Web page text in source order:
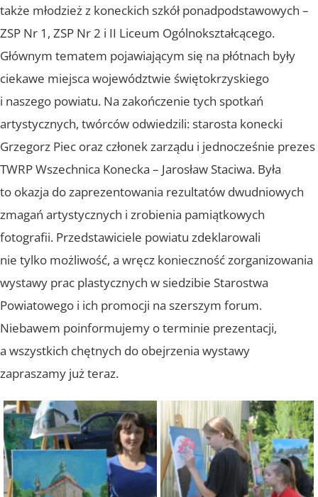
także młodzież z koneckich szkół ponadpodstawowych –
ZSP Nr 1, ZSP Nr 2 i II Liceum Ogólnokształcącego.
Głównym tematem pojawiającym się na płótnach były
ciekawe miejsca województwie świętokrzyskiego
i naszego powiatu. Na zakończenie tych spotkań
artystycznych, twórców odwiedzili: starosta konecki
Grzegorz Piec oraz członek zarządu i jednocześnie prezes
TWRP Wszechnica Konecka – Jarosław Staciwa. Była
to okazja do zaprezentowania rezultatów dwudniowych
zmagań artystycznych i zrobienia pamiątkowych
fotografii. Przedstawiciele powiatu zdeklarowali
nie tylko możliwość, a wręcz konieczność zorganizowania
wystawy prac plastycznych w siedzibie Starostwa
Powiatowego i ich promocji na szerszym forum.
Niebawem poinformujemy o terminie prezentacji,
a wszystkich chętnych do obejrzenia wystawy
zapraszamy już teraz.